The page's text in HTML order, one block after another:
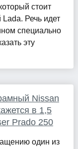
стоит
Речь идет
специально
эту
Nissan
в 1,5
Prado 250
один из